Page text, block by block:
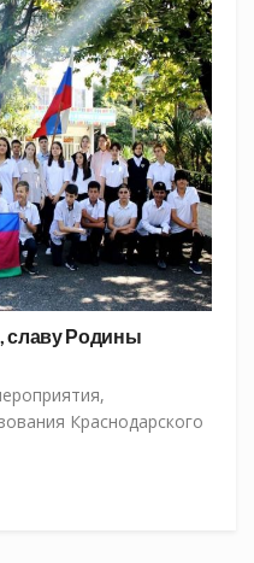
славу Родины
Краснодарского